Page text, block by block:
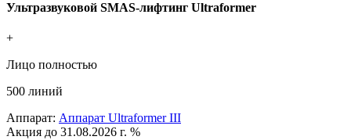
Ультразвуковой SMAS-лифтинг Ultraformer
+
Лицо полностью
500 линий
Аппарат: Аппарат Ultraformer III
Акция до 31.08.2026 г. %